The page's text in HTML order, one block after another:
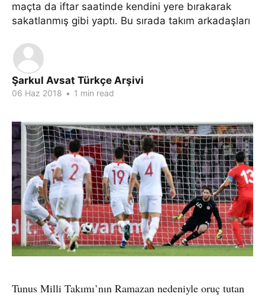
maçta da iftar saatinde kendini yere bırakarak
sakatlanmış gibi yaptı. Bu sırada takım arkadaşları
Şarkul Avsat Türkçe Arşivi
06 Haz 2018 • 1 min read
Tunus Milli Takımı’nın Ramazan nedeniyle oruç tutan